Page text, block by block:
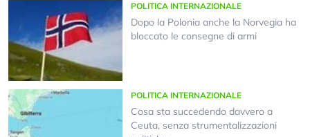
POLITICA INTERNAZIONALE
Dopo la Polonia anche la Norvegia ha
bloccato le consegne di armi
POLITICA INTERNAZIONALE
Cosa sta succedendo davvero a
Ceuta, senza strumentalizzazioni